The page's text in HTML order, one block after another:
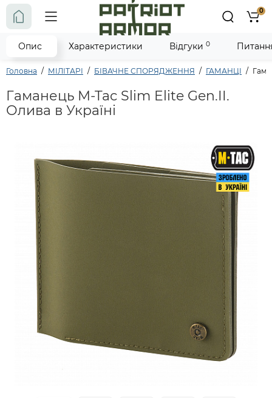
0
Головна МІЛІТАРІ БІВАЧНЕ СПОРЯДЖЕННЯ ГАМАНЦІ
Гаманець M-Tac Slim Elite Gen.II.
Олива в Україні
Опис Характеристики Відгуки 0